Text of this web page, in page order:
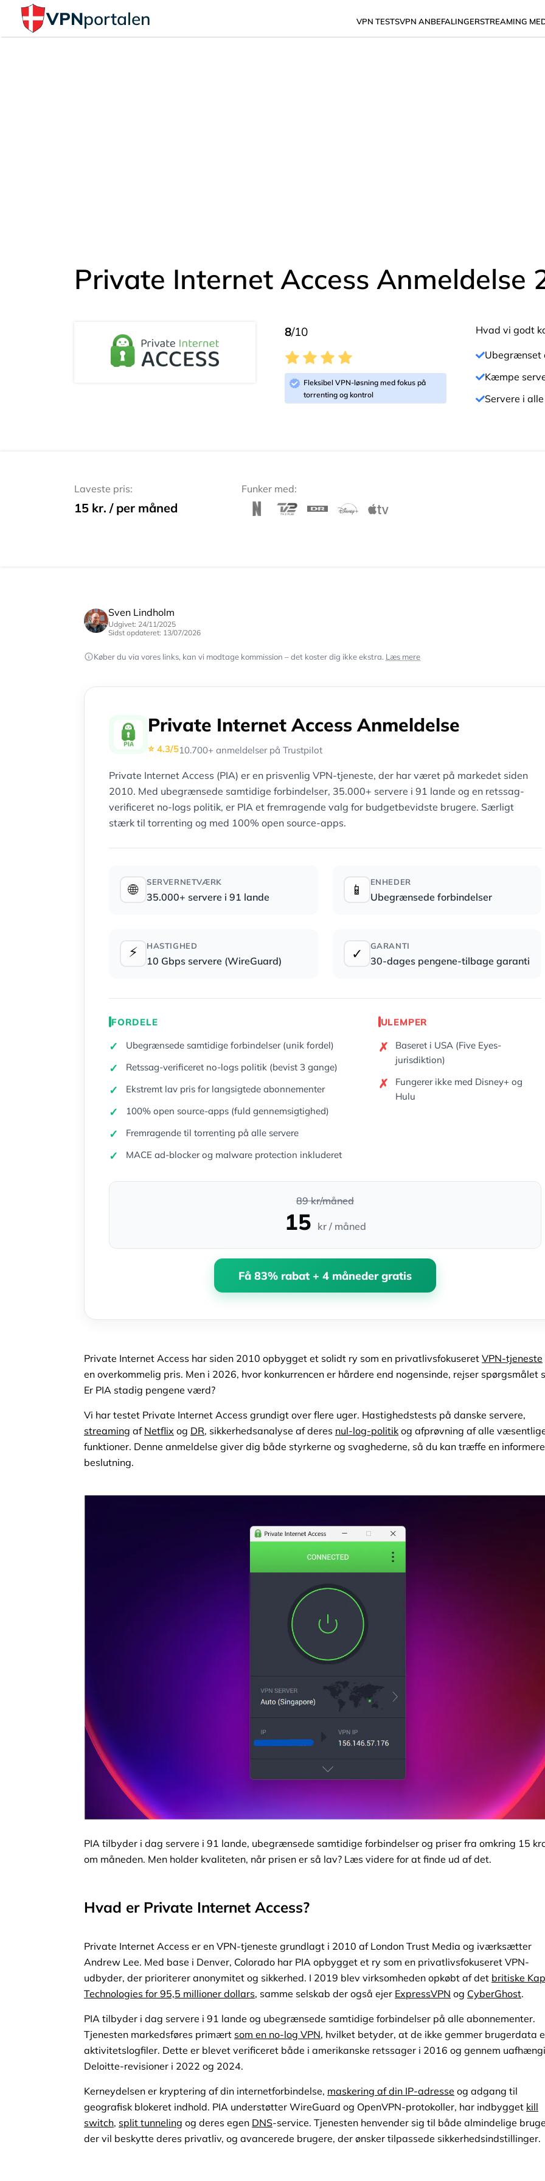
VPNportalen VPN TESTSVPN ANBEFALINGERSTREAMING
Private Internet Access Anmeldelse
8/10
Fleksibel VPN-løsning med fokus på
torrenting og kontrol
Hvad vi godt
Ubegrænset
Kæmpe
Servere i
Laveste pris:
15 kr. / per måned
Funker med:
Sven Lindholm
Udgivet: 24/11/2025
Sidst opdateret: 13/07/2026
Køber du via vores links, kan vi modtage kommission – det koster dig ikke ekstra. Læs mere
Private Internet Access Anmeldelse
⭐ 4.3/510.700+ anmeldelser på Trustpilot
Private Internet Access (PIA) er en prisvenlig VPN-tjeneste, der har været på markedet siden
2010. Med ubegrænsede samtidige forbindelser, 35.000+ servere i 91 lande og en retssag-
verificeret no-logs politik, er PIA et fremragende valg for budgetbevidste brugere. Særligt
stærk til torrenting og med 100% open source-apps.
🌐 SERVERNETVÆRK
35.000+ servere i 91 lande 📱 ENHEDER
Ubegrænsede forbindelser
⚡ HASTIGHED
10 Gbps servere (WireGuard) ✓ GARANTI
30-dages pengene-tilbage garanti
FORDELE
Ubegrænsede samtidige forbindelser (unik fordel)
Retssag-verificeret no-logs politik (bevist 3 gange)
Ekstremt lav pris for langsigtede abonnementer
100% open source-apps (fuld gennemsigtighed)
Fremragende til torrenting på alle servere
MACE ad-blocker og malware protection inkluderet
ULEMPER
Baseret i USA (Five Eyes-
jurisdiktion)
Fungerer ikke med Disney+ og
Hulu
89 kr/måned
15 kr / måned
Få 83% rabat + 4 måneder gratis
Private Internet Access har siden 2010 opbygget et solidt ry som en privatlivsfokuseretVPN-tjeneste
en overkommelig pris. Men i 2026, hvor konkurrencen er hårdere end nogensinde, rejser spørgsmålet
Er PIA stadig pengene værd?
Vi har testet Private Internet Access grundigt over flere uger. Hastighedstests på danske servere,
streaming afNetflix og DR, sikkerhedsanalyse af deres nul-log-politikog afprøvning af alle
funktioner. Denne anmeldelse giver dig både styrkerne og svaghederne, så du kan træffe en
beslutning.
PIA tilbyder i dag servere i 91 lande, ubegrænsede samtidige forbindelser og priser fra omkring 15
om måneden. Men holder kvaliteten, når prisen er så lav? Læs videre for at finde ud af det.
Hvad er Private Internet Access?
Private Internet Access er en VPN-tjeneste grundlagt i 2010 af London Trust Media og iværksætter
Andrew Lee. Med base i Denver, Colorado har PIA opbygget et ry som en privatlivsfokuseret VPN-
udbyder, der prioriterer anonymitet og sikkerhed. I 2019 blev virksomheden opkøbt af det britiske
Technologies for 95,5 millioner dollars, samme selskab der også ejer ExpressVPN og CyberGhost.
PIA tilbyder i dag servere i 91 lande og ubegrænsede samtidige forbindelser på alle abonnementer.
Tjenesten markedsføres primært som en no-log VPN, hvilket betyder, at de ikke gemmer brugerdata
aktivitetslogfiler. Dette er blevet verificeret både i amerikanske retssager i 2016 og gennem
Deloitte-revisioner i 2022 og 2024.
Kerneydelsen er kryptering af din internetforbindelse, maskering af din IP-adresse og adgang til
geografisk blokeret indhold. PIA understøtter WireGuard og OpenVPN-protokoller, har indbygget kill
switch, split tunneling og deres egen DNS-service. Tjenesten henvender sig til både almindelige
der vil beskytte deres privatliv, og avancerede brugere, der ønsker tilpassede sikkerhedsindstillinger.